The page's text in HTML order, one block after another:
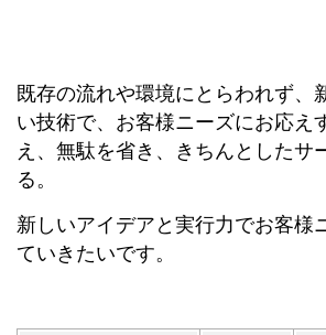
既存の流れや環境にとらわれず、
い技術で、お客様ニーズにお応え
え、無駄を省き、きちんとしたサ
る。
新しいアイデアと実行力でお客様
ていきたいです。